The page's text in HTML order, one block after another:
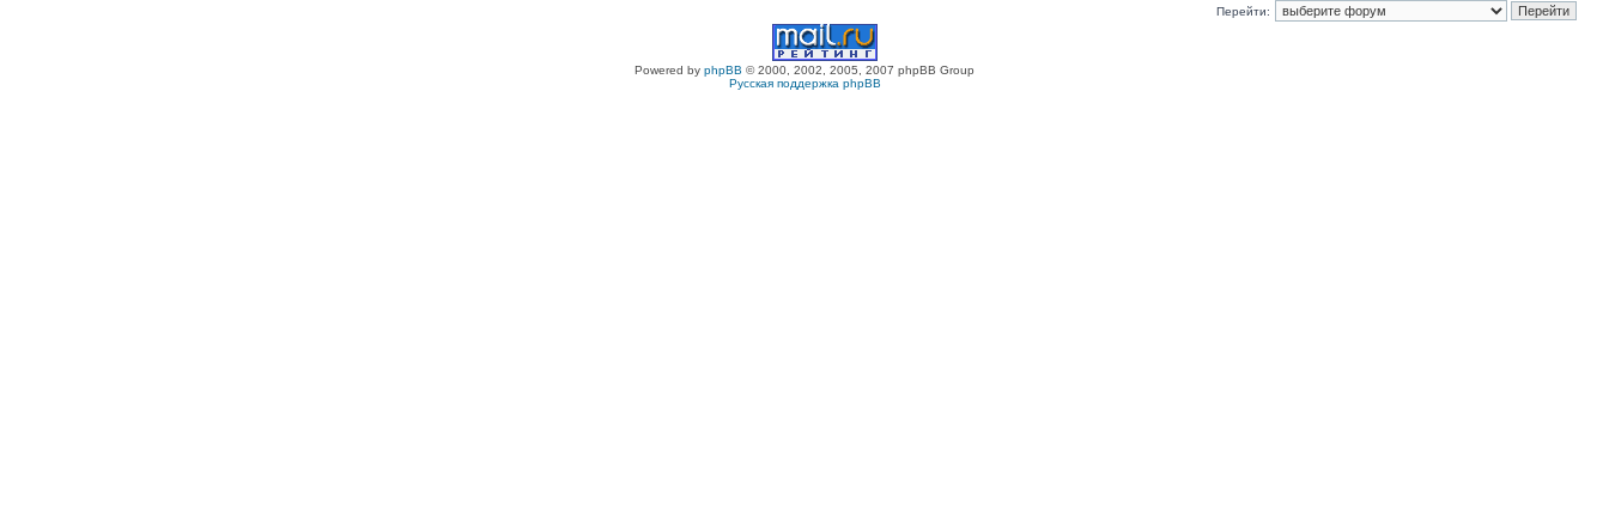
Перейти:
Powered by phpBB © 2000, 2002, 2005, 2007 phpBB Group
Русская поддержка phpBB